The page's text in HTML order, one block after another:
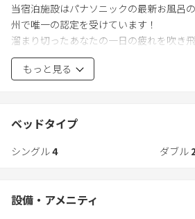
また、お風呂は最新型の浴槽を導入して
疲れを体の芯まで取り除くことができる
体験してみてください。
ポップインアラジンで好きな映画、ドラマ
ポケットwi-fiではありません。
ますが、パジャマはご持参くださいませ
当宿泊施設はパナソニックの最新お風呂
州で唯一の認定を受けています！
溜まり切ったあなたの一日の疲れを吹き
す。
楽しむことができます！
※こちらの宿泊施設は固定インターネット
もっと見る
ベッドタイプ
シングル4 ダブル
設備・アメニティ